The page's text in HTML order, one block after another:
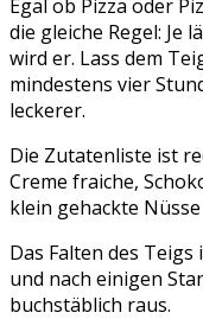
Egal ob Pizza oder
die gleiche Regel: Je
wird er. Lass dem
mindestens vier
leckerer.
Die Zutatenliste ist
Creme fraiche,
klein gehackte
Das Falten des
und nach einigen
buchstäblich raus.